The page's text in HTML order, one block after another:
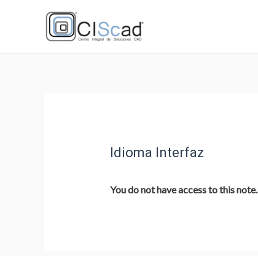
Idioma Interfaz
You do not have access to this note.